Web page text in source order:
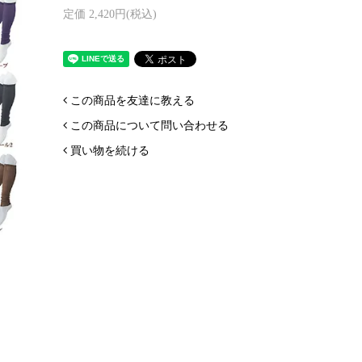
定価 2,420円(税込)
この商品を友達に教える
この商品について問い合わせる
買い物を続ける